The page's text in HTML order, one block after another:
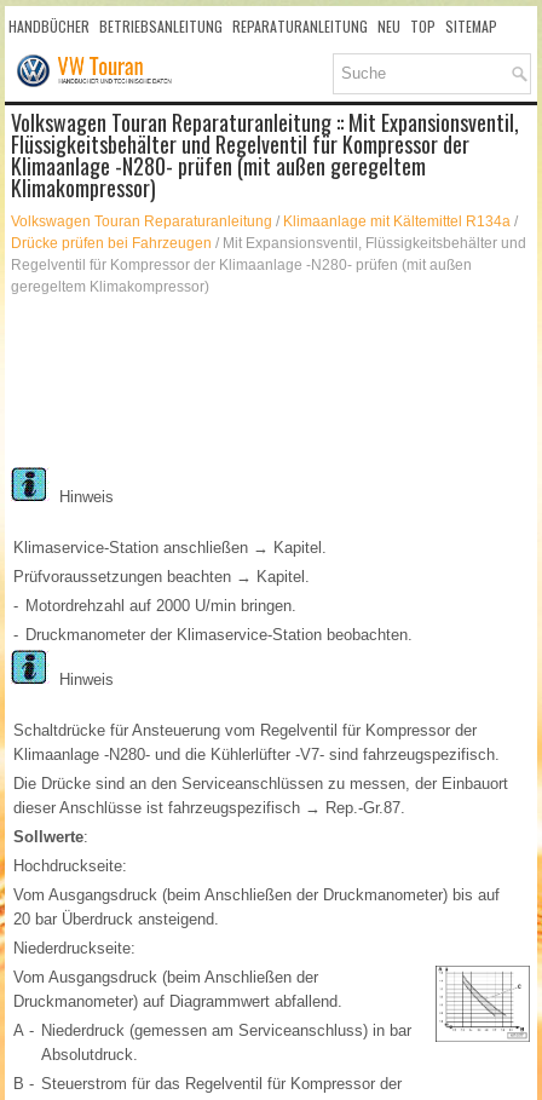
HANDBÜCHER BETRIEBSANLEITUNG REPARATURANLEITUNG NEU TOP SITEMAP
SUCHLAUF
Volkswagen Touran Reparaturanleitung :: Mit Expansionsventil,
Flüssigkeitsbehälter und Regelventil für Kompressor der
Klimaanlage -N280- prüfen (mit außen geregeltem
Klimakompressor)
Volkswagen Touran Reparaturanleitung / Klimaanlage mit Kältemittel R134a /
Drücke prüfen bei Fahrzeugen / Mit Expansionsventil, Flüssigkeitsbehälter und
Regelventil für Kompressor der Klimaanlage -N280- prüfen (mit außen
geregeltem Klimakompressor)
Hinweis
Klimaservice-Station anschließen → Kapitel.
Prüfvoraussetzungen beachten → Kapitel.
- Motordrehzahl auf 2000 U/min bringen.
- Druckmanometer der Klimaservice-Station beobachten.
Hinweis
Schaltdrücke für Ansteuerung vom Regelventil für Kompressor der
Klimaanlage -N280- und die Kühlerlüfter -V7- sind fahrzeugspezifisch.
Die Drücke sind an den Serviceanschlüssen zu messen, der Einbauort
dieser Anschlüsse ist fahrzeugspezifisch → Rep.-Gr.87.
Sollwerte:
Hochdruckseite:
Vom Ausgangsdruck (beim Anschließen der Druckmanometer) bis auf
20 bar Überdruck ansteigend.
Niederdruckseite:
Vom Ausgangsdruck (beim Anschließen der
Druckmanometer) auf Diagrammwert abfallend.
A - Niederdruck (gemessen am Serviceanschluss) in bar
Absolutdruck.
B - Steuerstrom für das Regelventil für Kompressor der